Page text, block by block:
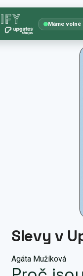
Máme volné
Slevy v
Agáta Mužíková